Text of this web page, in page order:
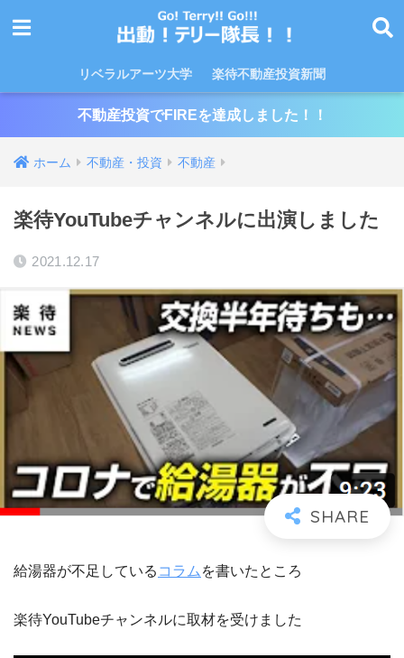
リベラルアーツ大学 楽待不動産投資新聞
不動産投資でFIREを達成しました！！
ホーム 不動産・投資 不動産
楽待YouTubeチャンネルに出演しました
2021.12.17
給湯器が不足している コラム を書いたところ
楽待YouTubeチャンネルに取材を受けました